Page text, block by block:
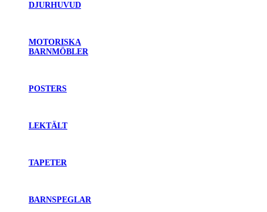
DJURHUVUD
MOTORISKA
BARNMÖBLER
POSTERS
LEKTÄLT
TAPETER
BARNSPEGLAR